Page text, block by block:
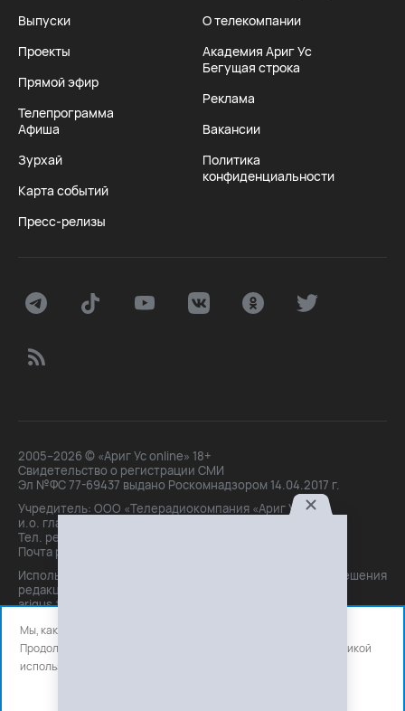
Выпуски
Проекты
Прямой эфир
Телепрограмма
Афиша
Зурхай
Карта событий
Пресс-релизы
О телекомпании
Академия Ариг Ус
Бегущая строка
Реклама
Вакансии
Политика
конфиденциальности
2005–2026 © «Ариг Ус online» 18+
Свидетельство о регистрации СМИ
Эл №ФС 77-69437 выдано Роскомнадзором 14.04.2017 г.
Учредитель: ООО «Телерадиокомпания «Ариг Ус»,
и.о. главного редактора: Маханова О.Б.
Тел. peдakции: +7(3012)21-30-14,
Почта peдakции: editor@arigus.tv
Использование материалов только с письменного разрешения
редакции. При цитировании прямая активная ссылка на
arigus.tv обязательна.
Мы, как и все используем файлы cookie и сервисы аналитики.
Продолжая использовать сайт, вы соглашаетесь с нашей
политикой
использования